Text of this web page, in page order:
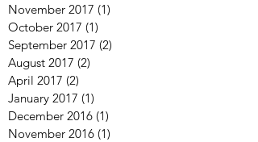
November 2017 (1)
October 2017 (1)
September 2017 (2)
August 2017 (2)
April 2017 (2)
January 2017 (1)
December 2016 (1)
November 2016 (1)